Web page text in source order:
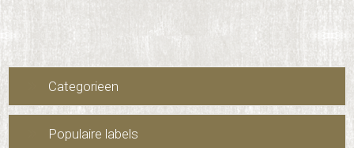
Categorieen
Populaire labels